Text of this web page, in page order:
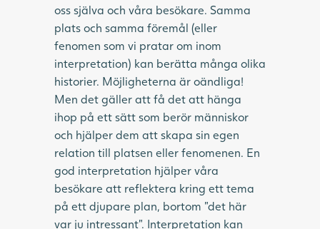
oss själva och våra besökare. Samma
plats och samma föremål (eller
fenomen som vi pratar om inom
interpretation) kan berätta många olika
historier. Möjligheterna är oändliga!
Men det gäller att få det att hänga
ihop på ett sätt som berör människor
och hjälper dem att skapa sin egen
relation till platsen eller fenomenen. En
god interpretation hjälper våra
besökare att reflektera kring ett tema
på ett djupare plan, bortom ”det här
var ju intressant”. Interpretation kan